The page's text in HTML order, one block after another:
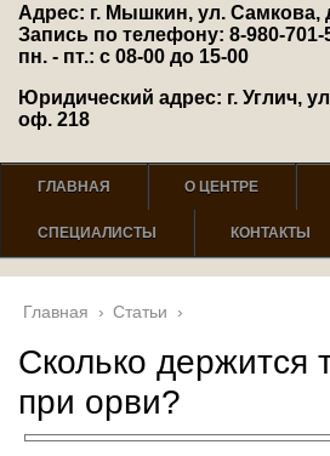
Адрес: г. Мышкин, ул. Самкова,
Запись по телефону: 8-980-701-
пн. - пт.: с 08-00 до 15-00
Юридический адрес: г. Углич,
оф. 218
ГЛАВНАЯ О ЦЕНТРЕ
СПЕЦИАЛИСТЫ КОНТАКТЫ
Главная › Статьи ›
Сколько держится
при орви?